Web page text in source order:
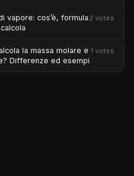
vapore: cos’è, formula 2 votes
la massa molare e
Differenze ed esempi
1 votes